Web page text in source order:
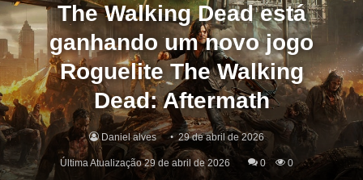
The Walking Dead está
ganhando um novo jogo
Roguelite The Walking
Dead: Aftermath
Daniel alves 29 de abril de 2026
Última Atualização 29 de abril de 2026 0 0